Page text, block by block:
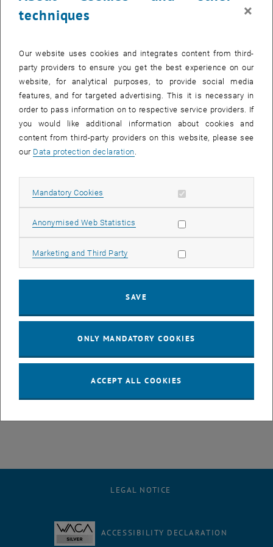
The images for this item are only visible after login.
Für die beste Diplomarbeit wird der "Distinguished Young
Alumnus/Alumna"- Award der Fakultät vergeben. Darüber hinaus
wird auch das beste Poster der Ausstellung ausgezeichnet.
Zeit: 8. November 2006, 15:00 Uhr
Ort: Prechtlsaal der TU Wien, Karlsplatz 13, EG
Programm
AutorInnen und BetreuerInnen der ausgestellten Arbeiten.
Uhr Vorträge
Steinhardt
Gastvortrag: DI Tina Reisenbichler
von Informatik-AbsolventInnen in Zeiten von Globalisierung und
Posters mit anschließendem Büffet
LEGAL NOTICE
ACCESSIBILITY DECLARATION
techniques
×
Our website uses cookies and integrates content from third-
party providers to ensure you get the best experience on our
website, for analytical purposes, to provide social media
features, and for targeted advertising. This it is necessary in
order to pass information on to respective service providers. If
you would like additional information about cookies and
content from third-party providers on this website, please see
our Data protection declaration.
Mandatory Cookies Allow mandatory cookies
Anonymised Web Statistics Allow statistic cookies
Marketing and Third Party Allow marketing cookies
SAVE
ONLY MANDATORY COOKIES
ACCEPT ALL COOKIES